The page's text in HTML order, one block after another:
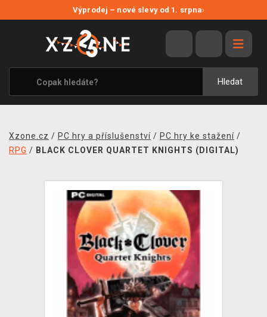
Výprodej – nové slevy od 1. srpna›
Hledat
VÝPRODEJ
VIDEOHRY
XZONE ORIGINALS
TÉMATIKY
MERCHANDISE
XZONE KLUB
Xzone.cz / PC hry a příslušenství / PC hry ke stažení /
RPG / BLACK CLOVER QUARTET KNIGHTS (DIGITAL)